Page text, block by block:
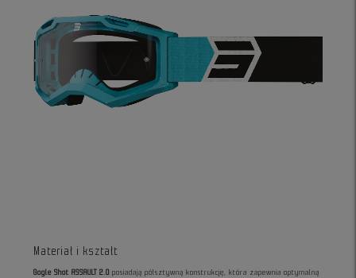
Materiał i kształt
Gogle Shot ASSAULT 2.0 posiadają półsztywną konstrukcję, która zapewnia optymalną